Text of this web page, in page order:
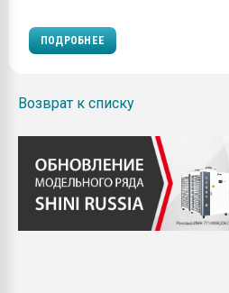
ПОДРОБНЕЕ
Возврат к списку